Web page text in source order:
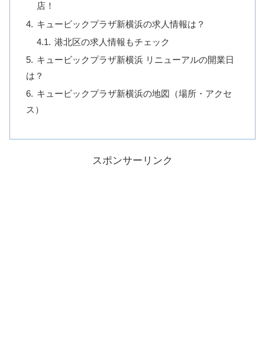
店！
キュービックプラザ新横浜の求人情報は？
港北区の求人情報もチェック
キュービックプラザ新横浜 リニューアルの開業日
は？
キュービックプラザ新横浜の地図（場所・アクセ
ス）
スポンサーリンク